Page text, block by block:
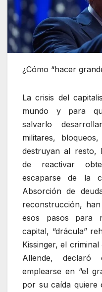
¿Cómo “hacer
La crisis del
mundo y para
salvarlo
militares,
destruyan al resto,
de reactivar
escaparse de la
Absorción de
reconstrucción,
esos pasos para
capital, “drácula”
Kissinger, el
Allende,
emplearse en “el
por su caída quiere